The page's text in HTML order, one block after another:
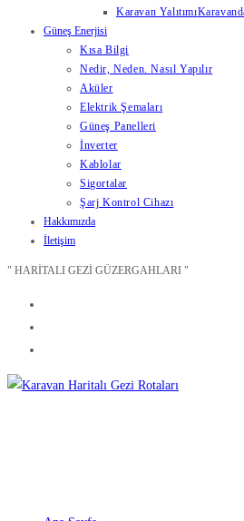
Karavan Yalıtımı
Güneş Enerjisi
Kısa Bilgi
Nedir, Neden. Nasıl Yapılır
Aküler
Elektrik Şemaları
Güneş Panelleri
İnverter
Kablolar
Sigortalar
Şarj Kontrol Cihazı
Hakkımızda
İletişim
" HARİTALI GEZİ GÜZERGAHLARI "